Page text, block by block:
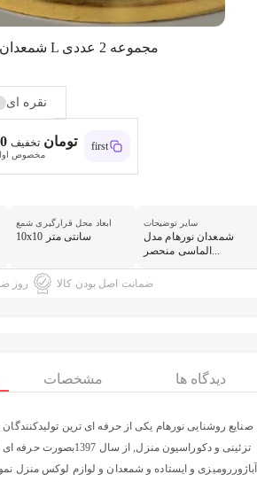
شمعدان نورهام مدل الماسی L مجموعه 2 عددی
نقره ای
50,000 تومان تخفیف
مخصوص
first
ابعاد محل قرارگیری شمع
10x10 سانتی متر
سایر توضیحات
شمعدان نورهام مدل
الماسی منحصر...
۷ روز ضمانت اصل بودن کالا
مشخصات
دیدگاه ها
صنایع روشنایی نورهام یکی از حرفه ای ترین
تزئینی و دکوراسیون منزل, از
آباژوررومیزی و ایستاده و شمعدان و لوازم لوکس منزل